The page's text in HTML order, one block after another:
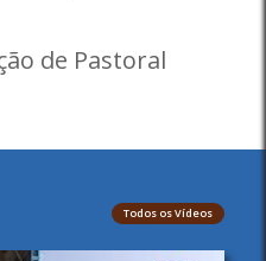
de Pastoral
Todos os Vídeos